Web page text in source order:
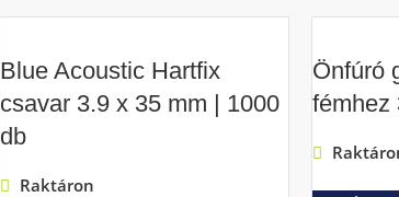
Blue Acoustic Hartfix
csavar 3.9 x 35 mm | 1000
db
Raktáron
Önfúró
fémhez